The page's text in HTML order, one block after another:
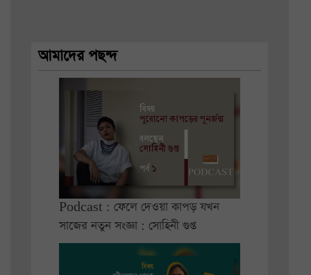
আমাদের পছন্দ
Podcast : ফেলে দেওয়া কাপড় যখন
সাজের নতুন সংজ্ঞা : সোহিনী গুপ্ত